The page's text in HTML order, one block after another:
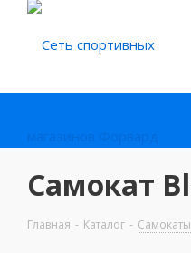
Самокат
Главная - Каталог - Самокаты